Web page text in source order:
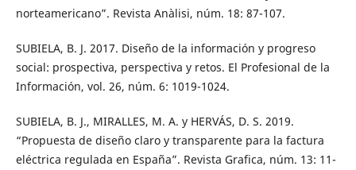
norteamericano”. Revista Anàlisi, núm. 18: 87-107.
SUBIELA, B. J. 2017. Diseño de la información y progreso
social: prospectiva, perspectiva y retos. El Profesional de la
Información, vol. 26, núm. 6: 1019-1024.
SUBIELA, B. J., MIRALLES, M. A. y HERVÁS, D. S. 2019.
“Propuesta de diseño claro y transparente para la factura
eléctrica regulada en España”. Revista Grafica, núm. 13: 11-